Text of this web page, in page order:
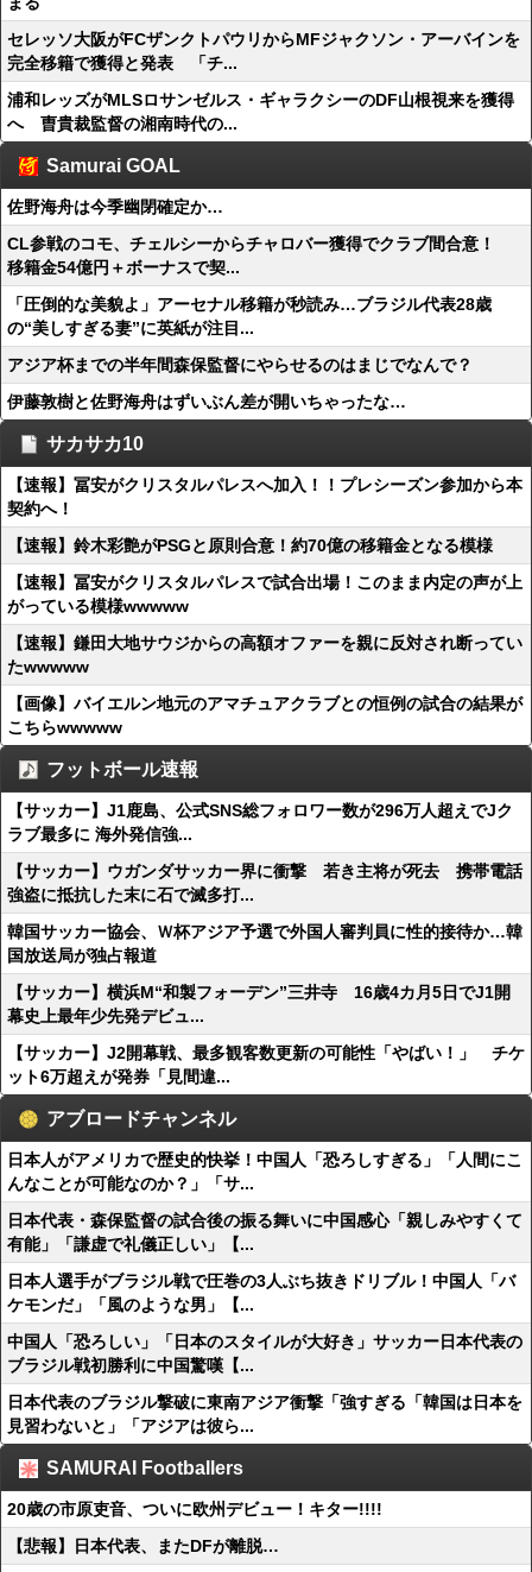
セレッソ大阪がFCザンクトパウリからMFジャクソン・アーバインを
完全移籍で獲得と発表 「チ...
浦和レッズがMLSロサンゼルス・ギャラクシーのDF山根視来を獲得
へ 曺貴裁監督の湘南時代の...
Samurai GOAL
佐野海舟は今季幽閉確定か…
CL参戦のコモ、チェルシーからチャロバー獲得でクラブ間合意！
移籍金54億円＋ボーナスで契...
「圧倒的な美貌よ」アーセナル移籍が秒読み…ブラジル代表28歳
の“美しすぎる妻”に英紙が注目...
アジア杯までの半年間森保監督にやらせるのはまじでなんで？
伊藤敦樹と佐野海舟はずいぶん差が開いちゃったな…
サカサカ10
【速報】冨安がクリスタルパレスへ加入！！プレシーズン参加から本
契約へ！
【速報】鈴木彩艶がPSGと原則合意！約70億の移籍金となる模様
【速報】冨安がクリスタルパレスで試合出場！このまま内定の声が上
がっている模様wwwww
【速報】鎌田大地サウジからの高額オファーを親に反対され断ってい
たwwwww
【画像】バイエルン地元のアマチュアクラブとの恒例の試合の結果が
こちらwwwww
フットボール速報
【サッカー】J1鹿島、公式SNS総フォロワー数が296万人超えでJク
ラブ最多に 海外発信強...
【サッカー】ウガンダサッカー界に衝撃 若き主将が死去 携帯電話
強盗に抵抗した末に石で滅多打...
韓国サッカー協会、Ｗ杯アジア予選で外国人審判員に性的接待か…韓
国放送局が独占報道
【サッカー】横浜M“和製フォーデン”三井寺 16歳4カ月5日でJ1開
幕史上最年少先発デビュ...
【サッカー】J2開幕戦、最多観客数更新の可能性「やばい！」 チケ
ット6万超えが発券「見間違...
アブロードチャンネル
日本人がアメリカで歴史的快挙！中国人「恐ろしすぎる」「人間にこ
んなことが可能なのか？」「サ...
日本代表・森保監督の試合後の振る舞いに中国感心「親しみやすくて
有能」「謙虚で礼儀正しい」【...
日本人選手がブラジル戦で圧巻の3人ぶち抜きドリブル！中国人「バ
ケモンだ」「風のような男」【...
中国人「恐ろしい」「日本のスタイルが大好き」サッカー日本代表の
ブラジル戦初勝利に中国驚嘆【...
日本代表のブラジル撃破に東南アジア衝撃「強すぎる「韓国は日本を
見習わないと」「アジアは彼ら...
SAMURAI Footballers
20歳の市原吏音、ついに欧州デビュー！キター!!!!
【悲報】日本代表、またDFが離脱…